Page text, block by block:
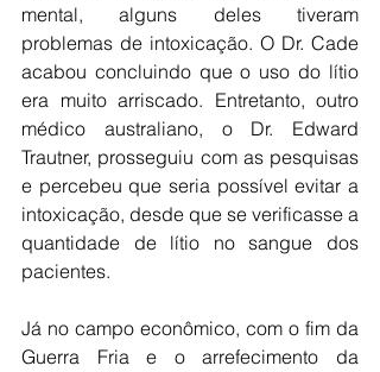
mental, alguns deles tiveram
problemas de intoxicação. O Dr. Cade
acabou concluindo que o uso do lítio
era muito arriscado. Entretanto, outro
médico australiano, o Dr. Edward
Trautner, prosseguiu com as pesquisas
e percebeu que seria possível evitar a
intoxicação, desde que se verificasse a
quantidade de lítio no sangue dos
pacientes.
Já no campo econômico, com o fim da
Guerra Fria e o arrefecimento da